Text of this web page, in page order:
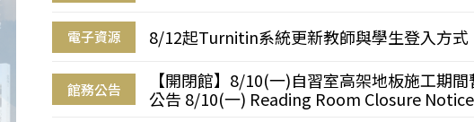
電子資源 8/12起Turnitin系統更新教師與學生登入方式
館務公告
【開閉館】8/10(一)自習室高架地板施工期
公告 8/10(一) Reading Room Closure Notice